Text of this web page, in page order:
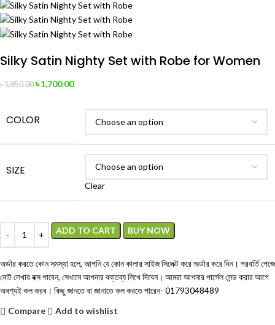
Silky Satin Nighty Set with Robe for Women
৳1,850.00 ৳1,700.00
COLOR
SIZE
Clear
ADD TO CART BUY NOW
অর্ডার করতে কোন সমস্যা হলে, আপনি যে কোন কালার সাইজ সিলেক্ট করে অর্ডার করে দিন। পরবর্তি পেজে
নোট লেখার বক্স পাবেন, সেখানে আপনার বক্তব্য লিখে দিবেন। আমরা আপনার পার্সেল সেন্ড করার আগে
অবশ্যই কল করব। কিছু জানতে বা জানাতে কল করতে পারেন- 01793048489
Compare
Add to wishlist